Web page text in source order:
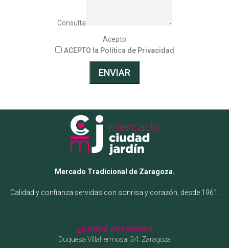
Consulta
Acepto
ACEPTO la Política de Privacidad
ENVIAR
Mercado Tradicional de Zaragoza.
Calidad y confianza servidas con sonrisa y corazón, desde 1961.
¿DÓNDE ESTAMOS?
Duquesa Villahermosa, 34. Zaragoza